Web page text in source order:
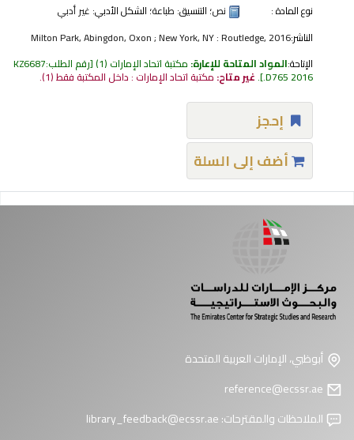
نوع المادة :
نص؛ التنسيق: طباعة؛ الشكل الأدبي: غير أدبي
الناشر:Milton Park, Abingdon, Oxon ; New York, NY : Routledge, 2016
الإتاحة:المواد المتاحة للإعارة: مكتبة اتحاد الإمارات (1) رقم الطلب:KZ6687
.D765 2016
.غير متاح:مكتبة اتحاد الإمارات : داخل المكتبة فقط(1).
إحجز
أضف إلى السلة
أبوظبي، الإمارات العربية المتحدة
الملاحظات والمقترحات:library_feedback@ecssr.ae